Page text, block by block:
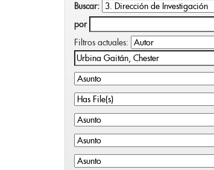
Buscar:
por
Filtros actuales: